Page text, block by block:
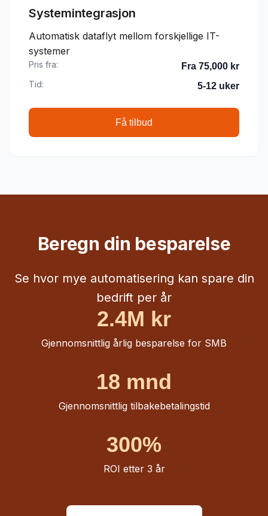
Systemintegrasjon
Automatisk dataflyt mellom forskjellige IT-
systemer
Pris fra:
Fra 75,000 kr
Tid:
5-12 uker
Få tilbud
Beregn din besparelse
Se hvor mye automatisering kan spare din
bedrift per år
2.4M kr
Gjennomsnittlig årlig besparelse for SMB
18 mnd
Gjennomsnittlig tilbakebetalingstid
300%
ROI etter 3 år